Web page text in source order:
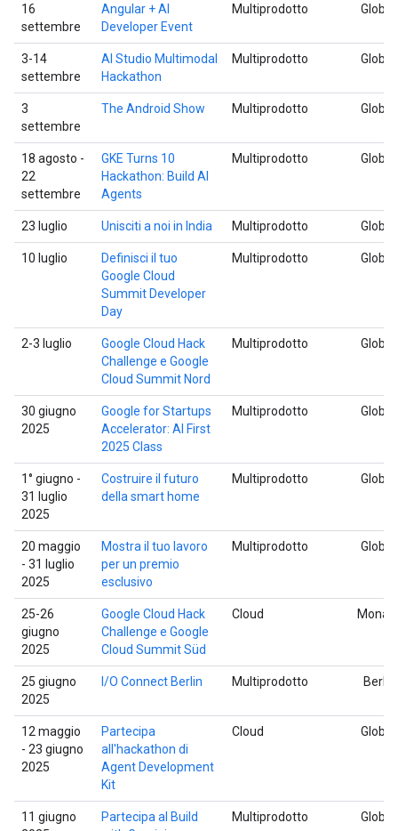
16
settembre
Angular + AI
Developer Event
Multiprodotto
3-14
settembre
AI Studio Multimodal
Hackathon
Multiprodotto
3
settembre
The Android Show Multiprodotto
18 agosto -
22
settembre
GKE Turns 10
Hackathon: Build AI
Agents
Multiprodotto
23 luglio Unisciti a noi in India Multiprodotto
10 luglio
Definisci il tuo
Google Cloud
Summit Developer
Day
Multiprodotto
2-3 luglio
Google Cloud Hack
Challenge e Google
Cloud Summit Nord
Multiprodotto
30 giugno
2025
Google for Startups
Accelerator: AI First
2025 Class
Multiprodotto
1° giugno -
31 luglio
2025
Costruire il futuro
della smart home
Multiprodotto
20 maggio
- 31 luglio
2025
Mostra il tuo lavoro
per un premio
esclusivo
Multiprodotto
25-26
giugno
2025
Google Cloud Hack
Challenge e Google
Cloud Summit Süd
Cloud
25 giugno
2025
I/O Connect Berlin Multiprodotto
12 maggio
- 23 giugno
2025
Partecipa
all'hackathon di
Agent Development
Kit
Cloud
11 giugno
Partecipa al Build
Multiprodotto